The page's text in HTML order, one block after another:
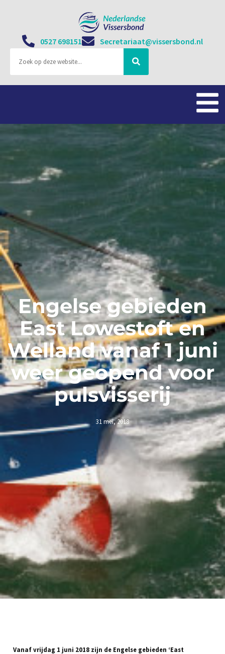
0527 698151 Secretariaat@vissersbond.nl
Engelse gebieden
East Lowestoft en
Welland vanaf 1 juni
weer geopend voor
pulsvisserij
31 mei, 2018
Vanaf vrijdag 1 juni 2018 zijn de Engelse gebieden ‘East